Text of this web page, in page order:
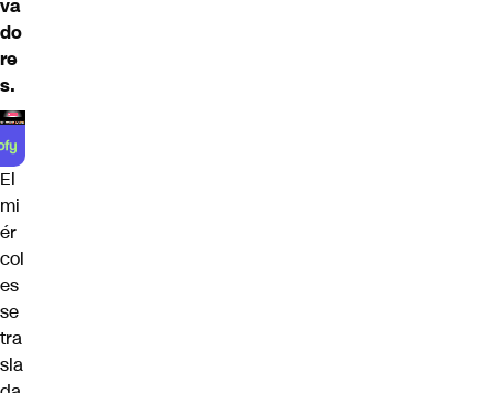
va
do
re
s.
El
mi
ér
col
es
se
tra
sla